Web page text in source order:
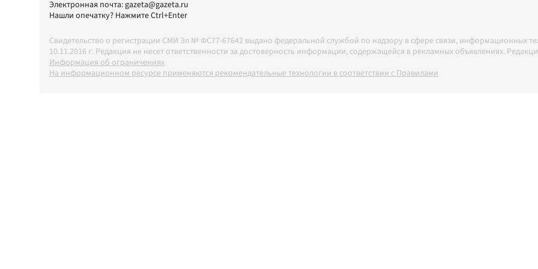
Электронная почта:gazeta@gazeta.ru
Нашли опечатку? Нажмите Ctrl+Enter
Свидетельство о регистрации СМИ Эл № ФС77-67642 выдано федеральной службой по надзору в сфере связи, информационных
10.11.2016 г. Редакция не несет ответственности за достоверность информации, содержащейся в рекламных объявлениях.
Информация об ограничениях
На информационном ресурсе применяются рекомендательные технологии в соответствии с Правилами